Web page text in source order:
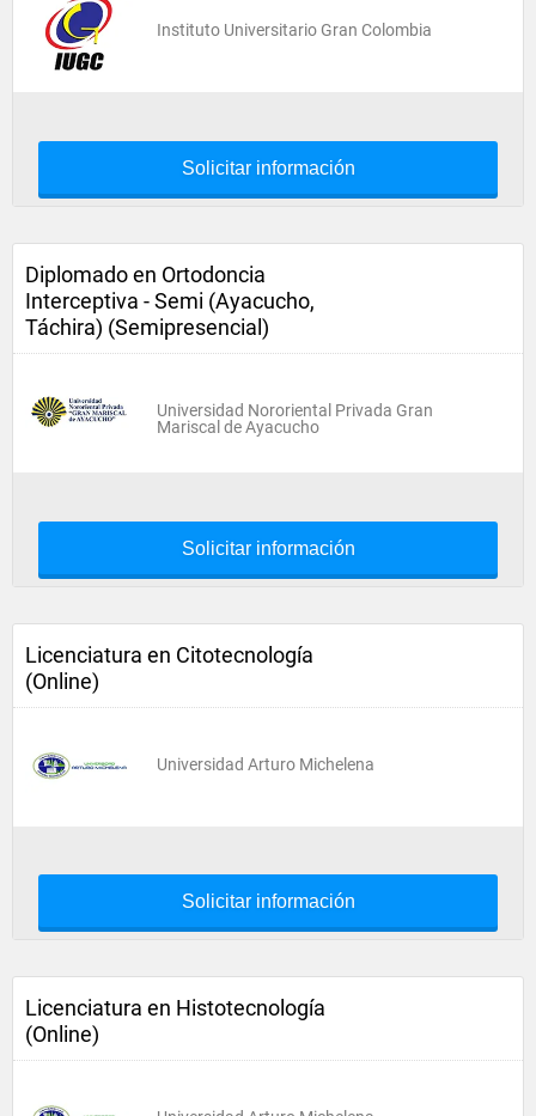
Instituto Universitario Gran Colombia
Solicitar información
Diplomado en Ortodoncia
Interceptiva - Semi (Ayacucho,
Táchira) (Semipresencial)
Universidad Nororiental Privada Gran
Mariscal de Ayacucho
Solicitar información
Licenciatura en Citotecnología
(Online)
Universidad Arturo Michelena
Solicitar información
Licenciatura en Histotecnología
(Online)